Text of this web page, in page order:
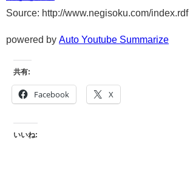
Source: http://www.negisoku.com/index.rdf
powered by Auto Youtube Summarize
共有:
Facebook X
いいね: